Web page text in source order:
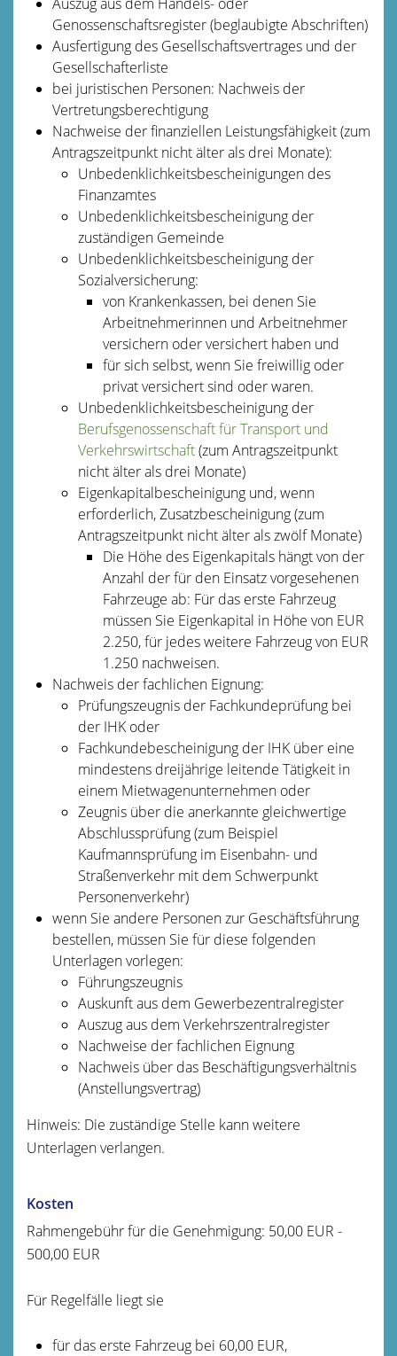
Genossenschaftsregister (beglaubigte Abschriften)
Ausfertigung des Gesellschaftsvertrages und der
Gesellschafterliste
bei juristischen Personen: Nachweis der
Vertretungsberechtigung
Nachweise der finanziellen Leistungsfähigkeit (zum
Antragszeitpunkt nicht älter als drei Monate):
Unbedenklichkeitsbescheinigungen des
Finanzamtes
Unbedenklichkeitsbescheinigung der
zuständigen Gemeinde
Unbedenklichkeitsbescheinigung der
Sozialversicherung:
von Krankenkassen, bei denen Sie
Arbeitnehmerinnen und Arbeitnehmer
versichern oder versichert haben und
für sich selbst, wenn Sie freiwillig oder
privat versichert sind oder waren.
Unbedenklichkeitsbescheinigung der
Berufsgenossenschaft für Transport und
Verkehrswirtschaft(zum Antragszeitpunkt
nicht älter als drei Monate)
Eigenkapitalbescheinigung und, wenn
erforderlich, Zusatzbescheinigung (zum
Antragszeitpunkt nicht älter als zwölf Monate)
Die Höhe des Eigenkapitals hängt von der
Anzahl der für den Einsatz vorgesehenen
Fahrzeuge ab: Für das erste Fahrzeug
müssen Sie Eigenkapital in Höhe von EUR
2.250, für jedes weitere Fahrzeug von EUR
1.250 nachweisen.
Nachweis der fachlichen Eignung:
Prüfungszeugnis der Fachkundeprüfung bei
der IHK oder
Fachkundebescheinigung der IHK über eine
mindestens dreijährige leitende Tätigkeit in
einem Mietwagenunternehmen oder
Zeugnis über die anerkannte gleichwertige
Abschlussprüfung (zum Beispiel
Kaufmannsprüfung im Eisenbahn- und
Straßenverkehr mit dem Schwerpunkt
Personenverkehr)
wenn Sie andere Personen zur Geschäftsführung
bestellen, müssen Sie für diese folgenden
Unterlagen vorlegen:
Führungszeugnis
Auskunft aus dem Gewerbezentralregister
Auszug aus dem Verkehrszentralregister
Nachweise der fachlichen Eignung
Nachweis über das Beschäftigungsverhältnis
(Anstellungsvertrag)
Hinweis: Die zuständige Stelle kann weitere
Unterlagen verlangen.
Kosten
Rahmengebühr für die Genehmigung: 50,00 EUR -
500,00 EUR
Für Regelfälle liegt sie
für das erste Fahrzeug bei 60,00 EUR,